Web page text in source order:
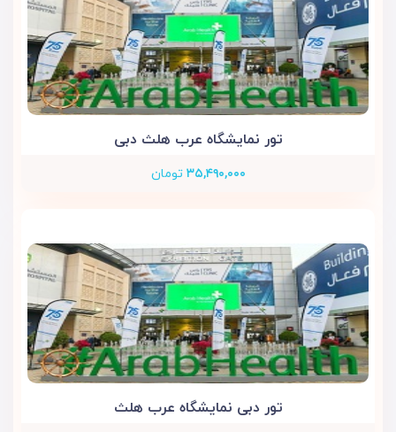
تور نمایشگاه عرب هلث دبی
۳۵,۴۹۰,۰۰۰ تومان
تور دبی نمایشگاه عرب هلث